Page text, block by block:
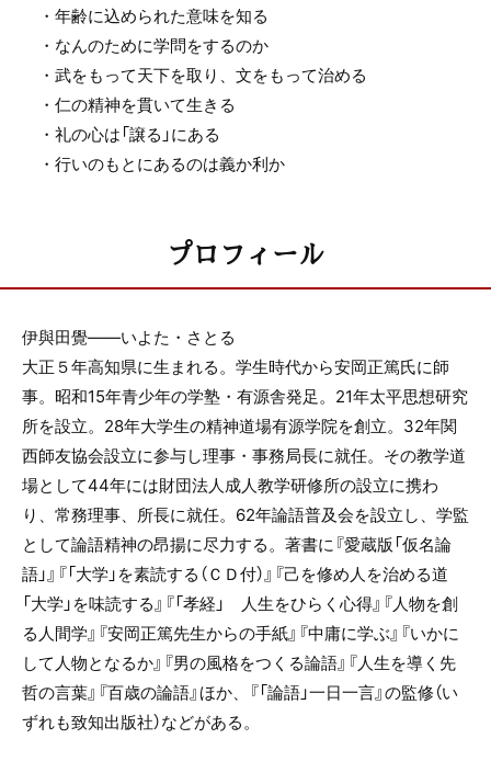
・年齢に込められた意味を知る
・なんのために学問をするのか
・武をもって天下を取り、文をもって治める
・仁の精神を貫いて生きる
・礼の心は「譲る」にある
・行いのもとにあるのは義か利か
プロフィール
伊與田覺――いよた・さとる
大正５年高知県に生まれる。学生時代から安岡正篤氏に師
事。昭和15年青少年の学塾・有源舎発足。21年太平思想研究
所を設立。28年大学生の精神道場有源学院を創立。32年関
西師友協会設立に参与し理事・事務局長に就任。その教学道
場として44年には財団法人成人教学研修所の設立に携わ
り、常務理事、所長に就任。62年論語普及会を設立し、学監
として論語精神の昂揚に尽力する。著書に『愛蔵版「仮名論
語」』『「大学」を素読する（ＣＤ付）』『己を修め人を治める道
「大学」を味読する』『「孝経」 人生をひらく心得』『人物を創
る人間学』『安岡正篤先生からの手紙』『中庸に学ぶ』『いかに
して人物となるか』『男の風格をつくる論語』『人生を導く先
哲の言葉』『百歳の論語』ほか、『「論語」一日一言』の監修（い
ずれも致知出版社）などがある。